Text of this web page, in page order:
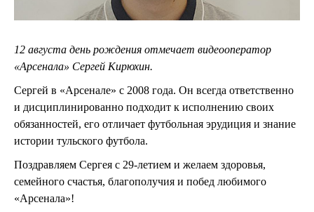
12 августа день рождения отмечает видеооператор
«Арсенала» Сергей Кирюхин.
Сергей в «Арсенале» с 2008 года. Он всегда ответственно
и дисциплинированно подходит к исполнению своих
обязанностей, его отличает футбольная эрудиция и знание
истории тульского футбола.
Поздравляем Сергея с 29-летием и желаем здоровья,
семейного счастья, благополучия и побед любимого
«Арсенала»!